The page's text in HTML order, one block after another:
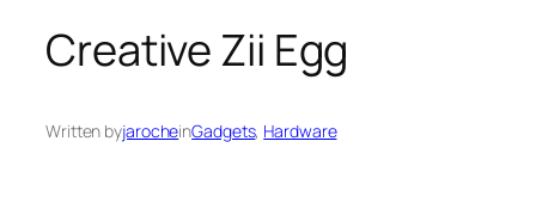
Creative Zii Egg
Written byjarocheinGadgets, Hardware